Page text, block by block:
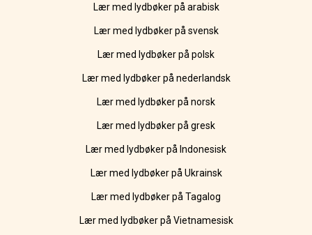
Lær med lydbøker på arabisk
Lær med lydbøker på svensk
Lær med lydbøker på polsk
Lær med lydbøker på nederlandsk
Lær med lydbøker på norsk
Lær med lydbøker på gresk
Lær med lydbøker på Indonesisk
Lær med lydbøker på Ukrainsk
Lær med lydbøker på Tagalog
Lær med lydbøker på Vietnamesisk